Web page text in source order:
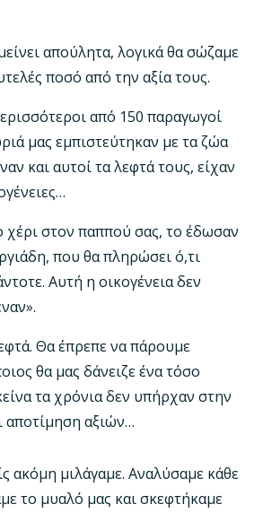
απούλητα, λογικά θα σώζαμε
ποσό από την αξία τους.
από 150 παραγωγοί
μας εμπιστεύτηκαν με τα ζώα
και αυτοί τα λεφτά τους, είχαν
στον παππού σας, το έδωσαν
που θα πληρώσει ό,τι
Αυτή η οικογένεια δεν
Θα έπρεπε να πάρουμε
θα μας δάνειζε ένα τόσο
τα χρόνια δεν υπήρχαν στην
αποτίμηση αξιών…
ακόμη μιλάγαμε. Αναλύσαμε κάθε
το μυαλό μας και σκεφτήκαμε